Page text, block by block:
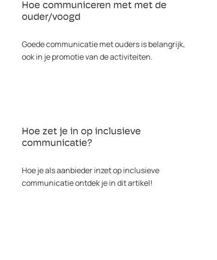
Hoe communiceren met met de
ouder/voogd
Goede communicatie met ouders is belangrijk,
ook in je promotie van de activiteiten.
Hoe zet je in op inclusieve
communicatie?
Hoe je als aanbieder inzet op inclusieve
communicatie ontdek je in dit artikel!